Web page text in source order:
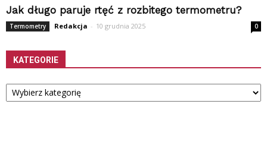
Jak długo paruje rtęć z rozbitego termometru?
Termometry Redakcja - 10 grudnia 2025 0
KATEGORIE
Kategorie